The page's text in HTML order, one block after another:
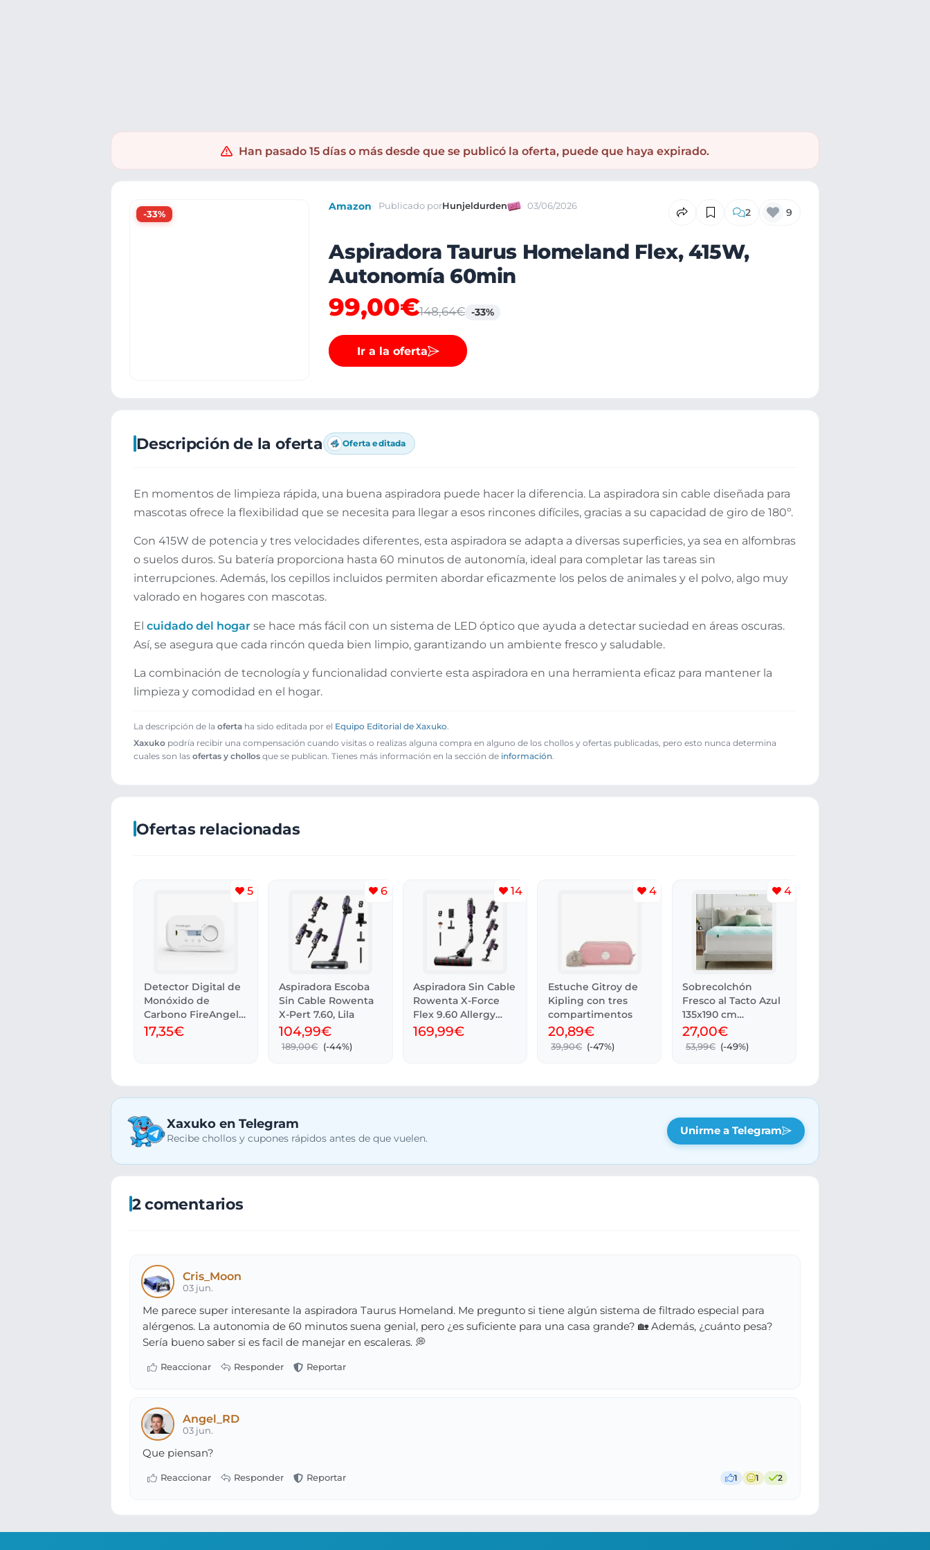
Han pasado 15 días o más desde que se publicó la oferta, puede que haya expirado.
-33%
Amazon Publicado porHunjeldurden 03/06/2026 2 9
Aspiradora Taurus Homeland Flex, 415W,
Autonomía 60min
99,00€148,64€ -33%
Ir a la oferta
Descripción de la oferta Oferta editada
En momentos de limpieza rápida, una buena aspiradora puede hacer la diferencia. La aspiradora sin cable diseñada para
mascotas ofrece la flexibilidad que se necesita para llegar a esos rincones difíciles, gracias a su capacidad de giro de 180º.
Con 415W de potencia y tres velocidades diferentes, esta aspiradora se adapta a diversas superficies, ya sea en alfombras
o suelos duros. Su batería proporciona hasta 60 minutos de autonomía, ideal para completar las tareas sin
interrupciones. Además, los cepillos incluidos permiten abordar eficazmente los pelos de animales y el polvo, algo muy
valorado en hogares con mascotas.
El cuidado del hogar se hace más fácil con un sistema de LED óptico que ayuda a detectar suciedad en áreas oscuras.
Así, se asegura que cada rincón queda bien limpio, garantizando un ambiente fresco y saludable.
La combinación de tecnología y funcionalidad convierte esta aspiradora en una herramienta eficaz para mantener la
limpieza y comodidad en el hogar.
La descripción de la oferta ha sido editada por el Equipo Editorial de Xaxuko
Xaxuko podría recibir una compensación cuando visitas o realizas alguna compra en alguno de los chollos y ofertas publicadas, pero esto nunca determina
cuales son las ofertas y chollos que se publican. Tienes más información en la sección de información
Ofertas relacionadas
5
Detector Digital de
Monóxido de
Carbono FireAngel
FA6812
17,35€
6
Aspiradora Escoba
Sin Cable Rowenta
X-Pert 7.60, Lila
104,99€
189,00€ (-44%)
14
Aspiradora Sin Cable
Rowenta X-Force
Flex 9.60 Allergy
100W
169,99€
4
Estuche Gitroy de
Kipling con tres
compartimentos
20,89€
39,90€ (-47%)
4
Sobrecolchón
Fresco al Tacto Azul
135x190 cm
Transpirable
27,00€
53,99€ (-49%)
Xaxuko en Telegram
Recibe chollos y cupones rápidos antes de que vuelen.
Unirme a Telegram
2 comentarios
Cris_Moon
03 jun.
Me parece super interesante la aspiradora Taurus Homeland. Me pregunto si tiene algún sistema de filtrado especial para
alérgenos. La autonomia de 60 minutos suena genial, pero ¿es suficiente para una casa grande? 🏡 Además, ¿cuánto pesa?
Sería bueno saber si es facil de manejar en escaleras. 💭
Angel_RD
03 jun.
Que piensan?
1 1 2